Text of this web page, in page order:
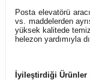
Posta elevatörü
vs. maddelerden
yüksek kalitede
helezon yardımıyla
İyileştirdiği Ürünler